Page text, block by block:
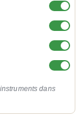
dans